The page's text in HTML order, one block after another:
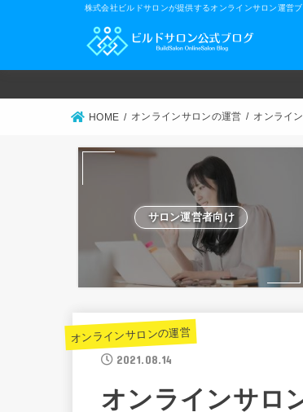
株式会社ビルドサロンが提供するオンラインサロン運営
HOME オンラインサロンの運営 オンライ
サロン運営者向け
オンラインサロンの運営
2021.08.14
オンラインサロ